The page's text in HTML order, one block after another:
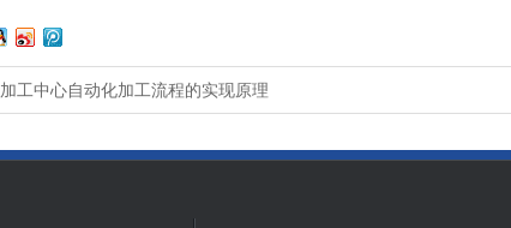
工中心自动化加工流程的实现原理